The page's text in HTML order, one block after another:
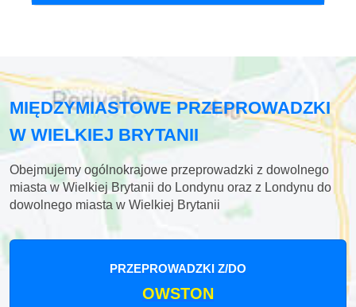
MIĘDZYMIASTOWE PRZEPROWADZKI
W WIELKIEJ BRYTANII
Obejmujemy ogólnokrajowe przeprowadzki z dowolnego
miasta w Wielkiej Brytanii do Londynu oraz z Londynu do
dowolnego miasta w Wielkiej Brytanii
PRZEPROWADZKI Z/DO
OWSTON